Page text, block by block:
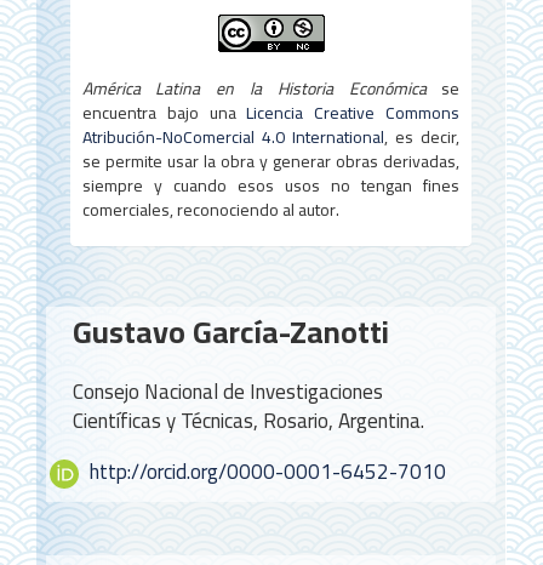
América Latina en la Historia Económicase
encuentra bajo unaLicencia Creative Commons
Atribución-NoComercial 4.0 International, es decir,
se permite usar la obra y generar obras derivadas,
siempre y cuando esos usos no tengan fines
comerciales, reconociendo al autor.
Contenido
principal
del
artículo
Gustavo García-Zanotti
Consejo Nacional de Investigaciones
Científicas y Técnicas, Rosario, Argentina.
http://orcid.org/0000-0001-6452-7010